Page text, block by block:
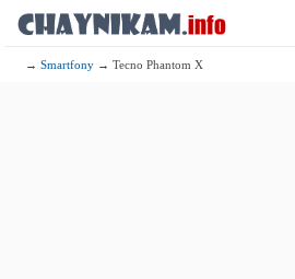
→Smartfony → Tecno Phantom X